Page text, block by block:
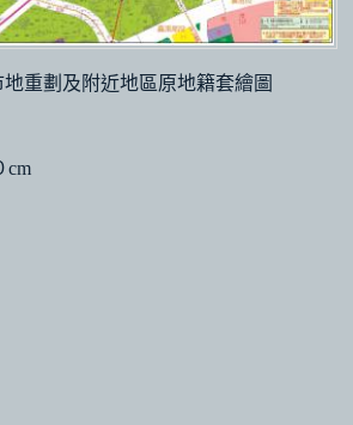
重劃及附近地區原地籍套繪圖
cm